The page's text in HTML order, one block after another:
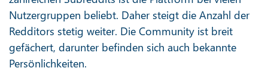
Nutzergruppen beliebt. Daher steigt die Anzahl der
Redditors stetig weiter. Die Community ist breit
gefächert, darunter befinden sich auch bekannte
Persönlichkeiten.